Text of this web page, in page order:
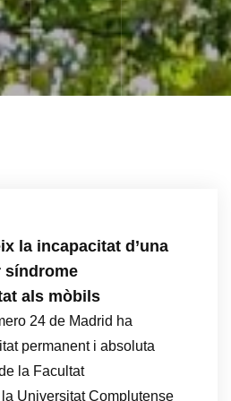
la incapacitat d’una
síndrome
als mòbils
24 de Madrid ha
permanent i absoluta
la Facultat
Universitat Complutense